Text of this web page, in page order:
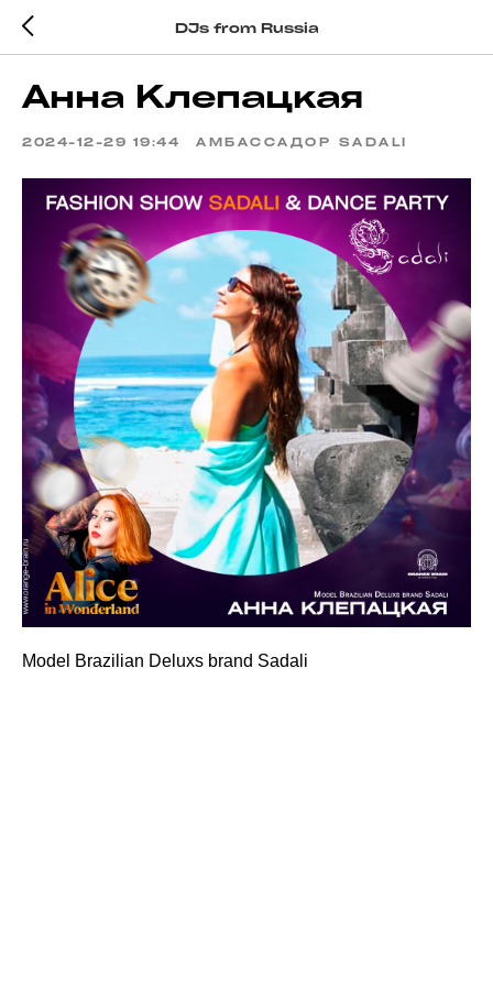
DJs from Russia
Анна Клепацкая
2024-12-29 19:44 АМБАССАДОР SADALI
Model Brazilian Deluxs brand Sadali